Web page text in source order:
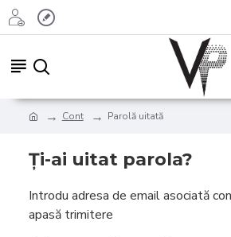
Cont Parolă uitată
Ţi-ai uitat parola?
Introdu adresa de email asociată
apasă trimitere